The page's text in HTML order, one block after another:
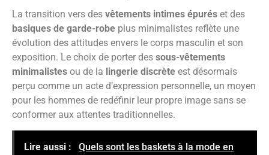
La transition vers des vêtements intimes épurés et des
basiques de garde-robe plus minimalistes reflète une
évolution des attitudes envers le corps masculin et son
exposition. Le choix de porter des sous-vêtements
minimalistes ou de la lingerie discrète est désormais
perçu comme un acte d’expression personnelle, un moyen
pour les hommes de redéfinir leur propre image sans se
conformer aux attentes traditionnelles.
Lire aussi :
Quels sont les baskets à la mode en